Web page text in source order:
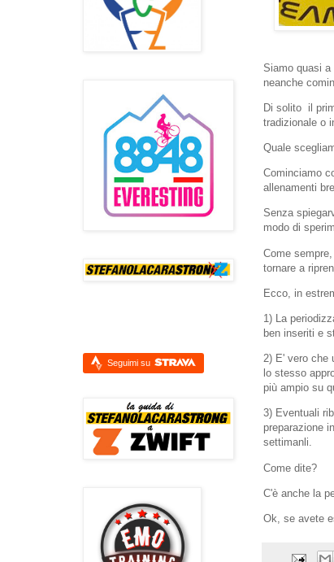
Siamo quasi a
neanche
Di solito il
tradizionale o
Quale
Cominciamo
allenamenti
Senza
modo di
Come
tornare a
Ecco, in
1) La
ben inseriti e
2) E' vero che
lo stesso
più ampio su
3) Eventuali
preparazione
settimanli.
Come dite?
C'è anche la
Ok, se avete
Seguimi su